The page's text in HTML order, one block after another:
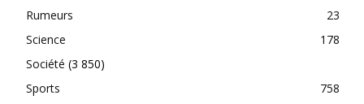
Rumeurs
23
Science
178
Société (3 850)
Sports
758